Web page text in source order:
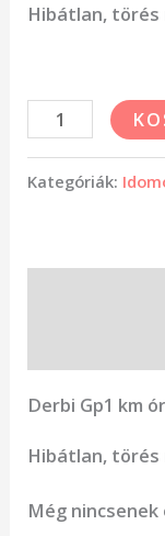
Hibátlan, törés
Kategóriák:
Derbi Gp1 km
Hibátlan, törés
Még